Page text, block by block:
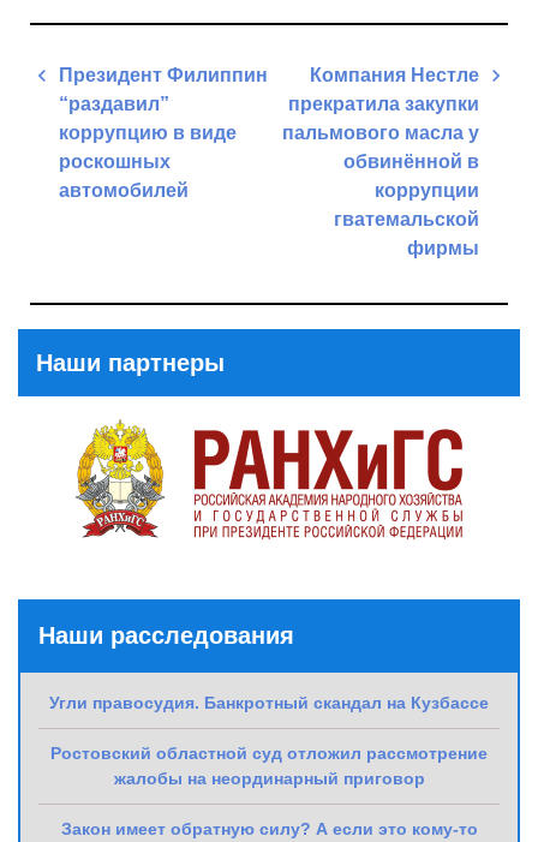
Навигация
записям
Президент Филиппин
“раздавил”
коррупцию в виде
роскошных
автомобилей
Компания Нестле
прекратила закупки
пальмового масла у
обвинённой в
коррупции
гватемальской
фирмы
Наши партнеры
Наши расследования
Угли правосудия. Банкротный скандал на Кузбассе
Ростовский областной суд отложил рассмотрение
жалобы на неординарный приговор
Закон имеет обратную силу? А если это кому-то